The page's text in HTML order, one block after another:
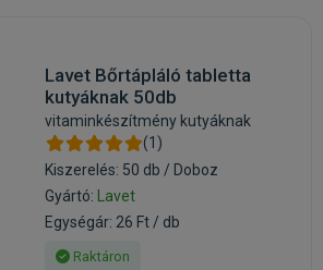
Lavet Bőrtápláló tabletta
kutyáknak 50db
vitaminkészítmény kutyáknak
(1)
Kiszerelés: 50 db / Doboz
Gyártó:
Lavet
Egységár: 26 Ft / db
Raktáron